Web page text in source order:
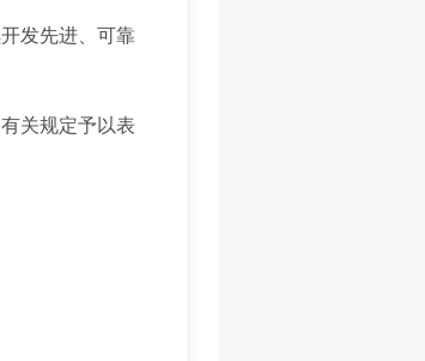
发先进、可靠
关规定予以表